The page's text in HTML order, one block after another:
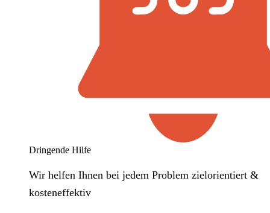
Dringende Hilfe
Wir helfen Ihnen bei jedem Problem zielorientiert &
kosteneffektiv